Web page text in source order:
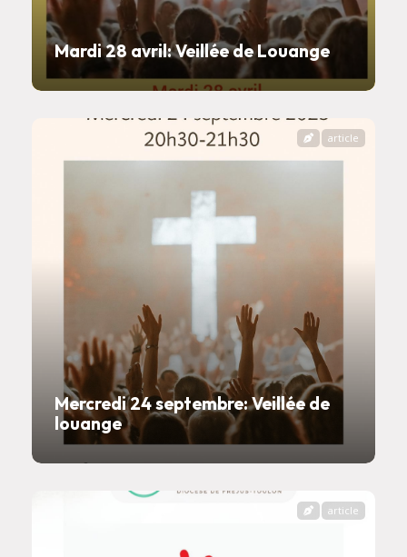
Mardi 28 avril: Veillée de Louange
Mercredi 24 septembre: Veillée de
louange
article
article